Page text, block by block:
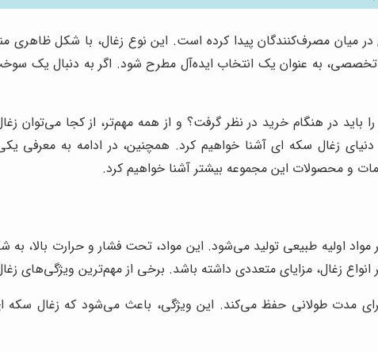
مصرف‌کنندگان پیدا کرده است. این نوع زغال، با شکل ظاهری
به عنوان یک انتخاب ایده‌آل مطرح شود. اگر به دنبال یک
در هنگام خرید در نظر گرفت؟ و از همه مهم‌تر، از کجا می‌توان
زغال سکه ای آشنا خواهیم کرد. همچنین، در ادامه به معرفی
و محصولات این مجموعه بیشتر آشنا خواهیم کرد.
اولیه طبیعی تولید می‌شود. این مواد، تحت فشار و حرارت
مزایای متعددی داشته باشد. برخی از مهم‌ترین ویژگی‌های زغال
مدت طولانی حفظ می‌کند. این ویژگی، باعث می‌شود که زغال سکه